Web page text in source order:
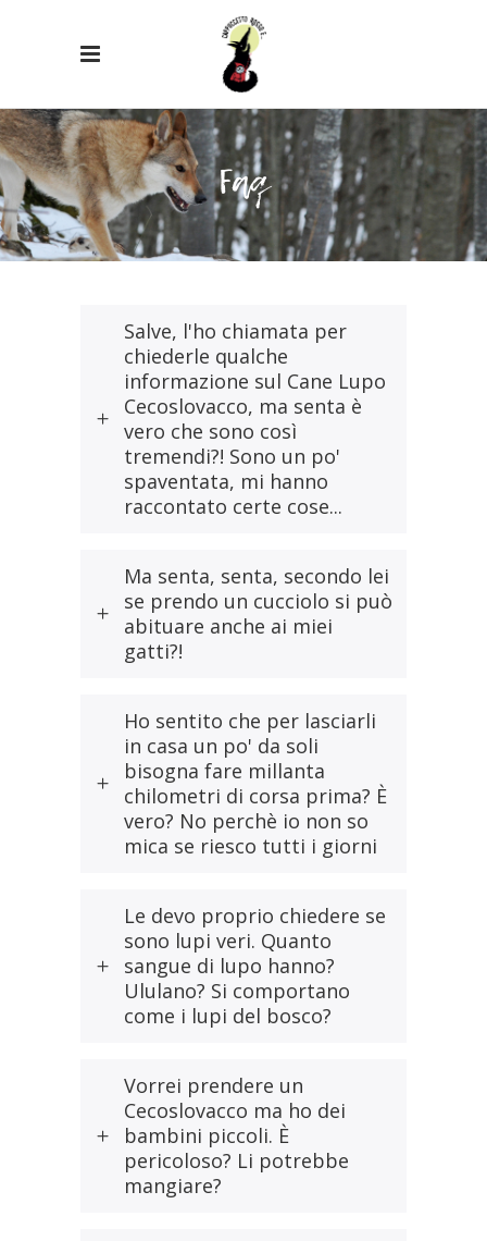
Faq
Salve, l'ho chiamata per
chiederle qualche
informazione sul Cane Lupo
Cecoslovacco, ma senta è
vero che sono così
tremendi?! Sono un po'
spaventata, mi hanno
raccontato certe cose...
Ma senta, senta, secondo lei
se prendo un cucciolo si può
abituare anche ai miei
gatti?!
Ho sentito che per lasciarli
in casa un po' da soli
bisogna fare millanta
chilometri di corsa prima? È
vero? No perchè io non so
mica se riesco tutti i giorni
Le devo proprio chiedere se
sono lupi veri. Quanto
sangue di lupo hanno?
Ululano? Si comportano
come i lupi del bosco?
Vorrei prendere un
Cecoslovacco ma ho dei
bambini piccoli. È
pericoloso? Li potrebbe
mangiare?